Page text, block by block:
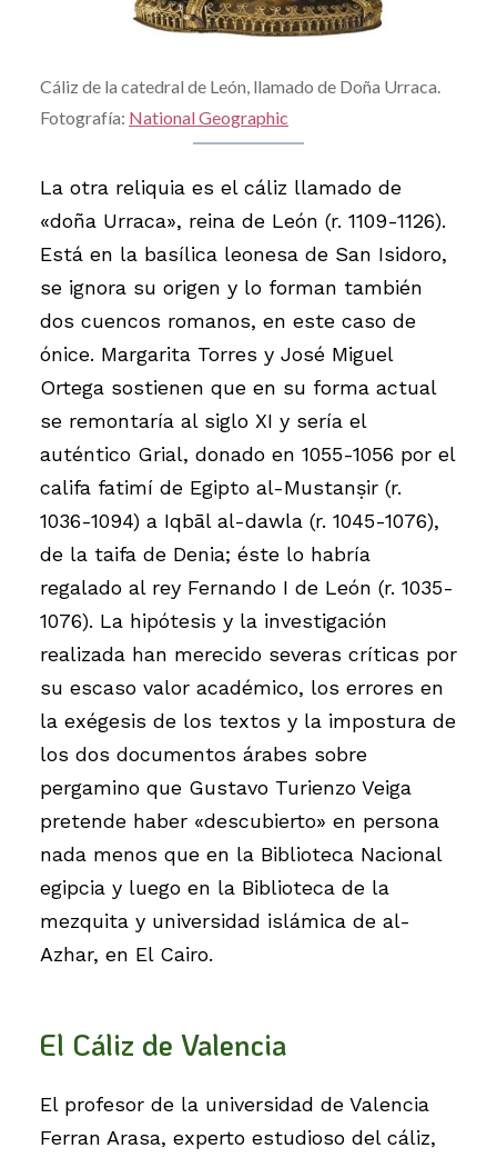
Cáliz de la catedral de León, llamado de Doña Urraca.
Fotografía: National Geographic
La otra reliquia es el cáliz llamado de
«doña Urraca», reina de León (r. 1109-1126).
Está en la basílica leonesa de San Isidoro,
se ignora su origen y lo forman también
dos cuencos romanos, en este caso de
ónice. Margarita Torres y José Miguel
Ortega sostienen que en su forma actual
se remontaría al siglo XI y sería el
auténtico Grial, donado en 1055-1056 por el
califa fatimí de Egipto al-Mustanṣir (r.
1036-1094) a Iqbāl al-dawla (r. 1045-1076),
de la taifa de Denia; éste lo habría
regalado al rey Fernando I de León (r. 1035-
1076). La hipótesis y la investigación
realizada han merecido severas críticas por
su escaso valor académico, los errores en
la exégesis de los textos y la impostura de
los dos documentos árabes sobre
pergamino que Gustavo Turienzo Veiga
pretende haber «descubierto» en persona
nada menos que en la Biblioteca Nacional
egipcia y luego en la Biblioteca de la
mezquita y universidad islámica de al-
Azhar, en El Cairo.
El Cáliz de Valencia
El profesor de la universidad de Valencia
Ferran Arasa, experto estudioso del cáliz,